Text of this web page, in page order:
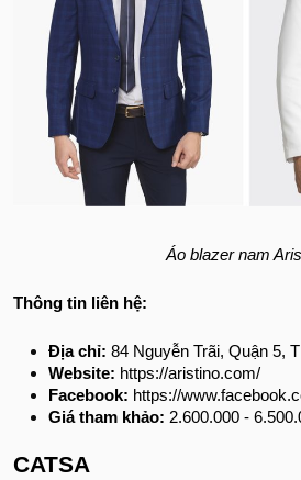
Áo blazer nam
Thông tin liên hệ:
Địa chỉ: 84 Nguyễn Trãi, Quận 5,
Website: https://aristino.com/
Facebook: https://
Giá tham khảo: 2.600.000 -
CATSA